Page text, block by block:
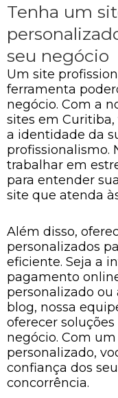
Tenha um
seu negócio
Um site
ferramenta
negócio. Com a
sites em
a identidade da
profissionalismo.
trabalhar em
para entender
site que atenda
Além disso,
personalizados
eficiente. Seja a
pagamento
personalizado
blog, nossa
oferecer
negócio. Com
personalizado,
confiança dos
concorrência.